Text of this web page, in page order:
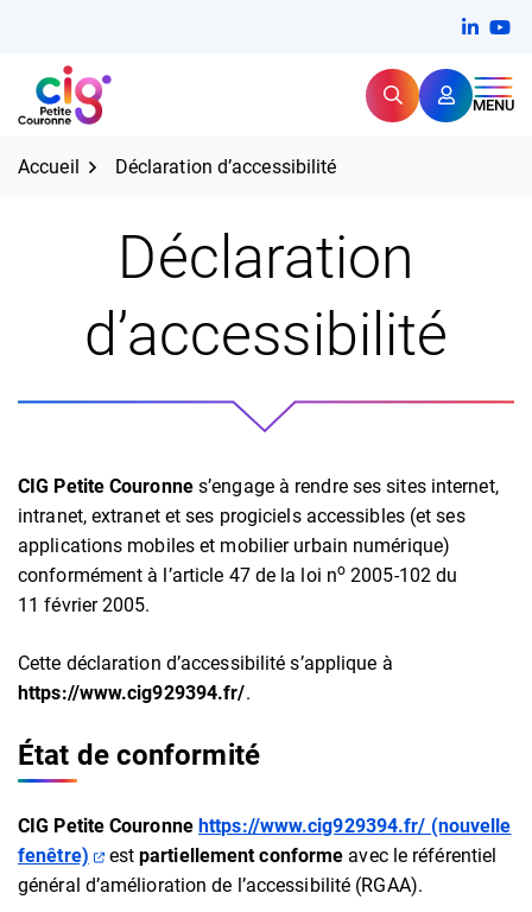
contenu
CIG Petite Couronne RechercherMENU
Expertise et proximité pour
Accueil Déclaration d’accessibilité
Déclaration
d’accessibilité
CIG Petite Couronnes’engage à rendre ses sites internet,
intranet, extranet et ses progiciels accessibles (et ses
applications mobiles et mobilier urbain numérique)
conformément à l’article 47 de la loi no 2005-102 du
11 février 2005.
Cette déclaration d’accessibilité s’applique à
https://www.cig929394.fr/.
État de conformité
CIG Petite Couronne https://www.cig929394.fr/ (nouvelle
fenêtre)
(ouverture dans un nouvel onglet)
estpartiellement conforme avec le référentiel
général d’amélioration de l’accessibilité (RGAA).